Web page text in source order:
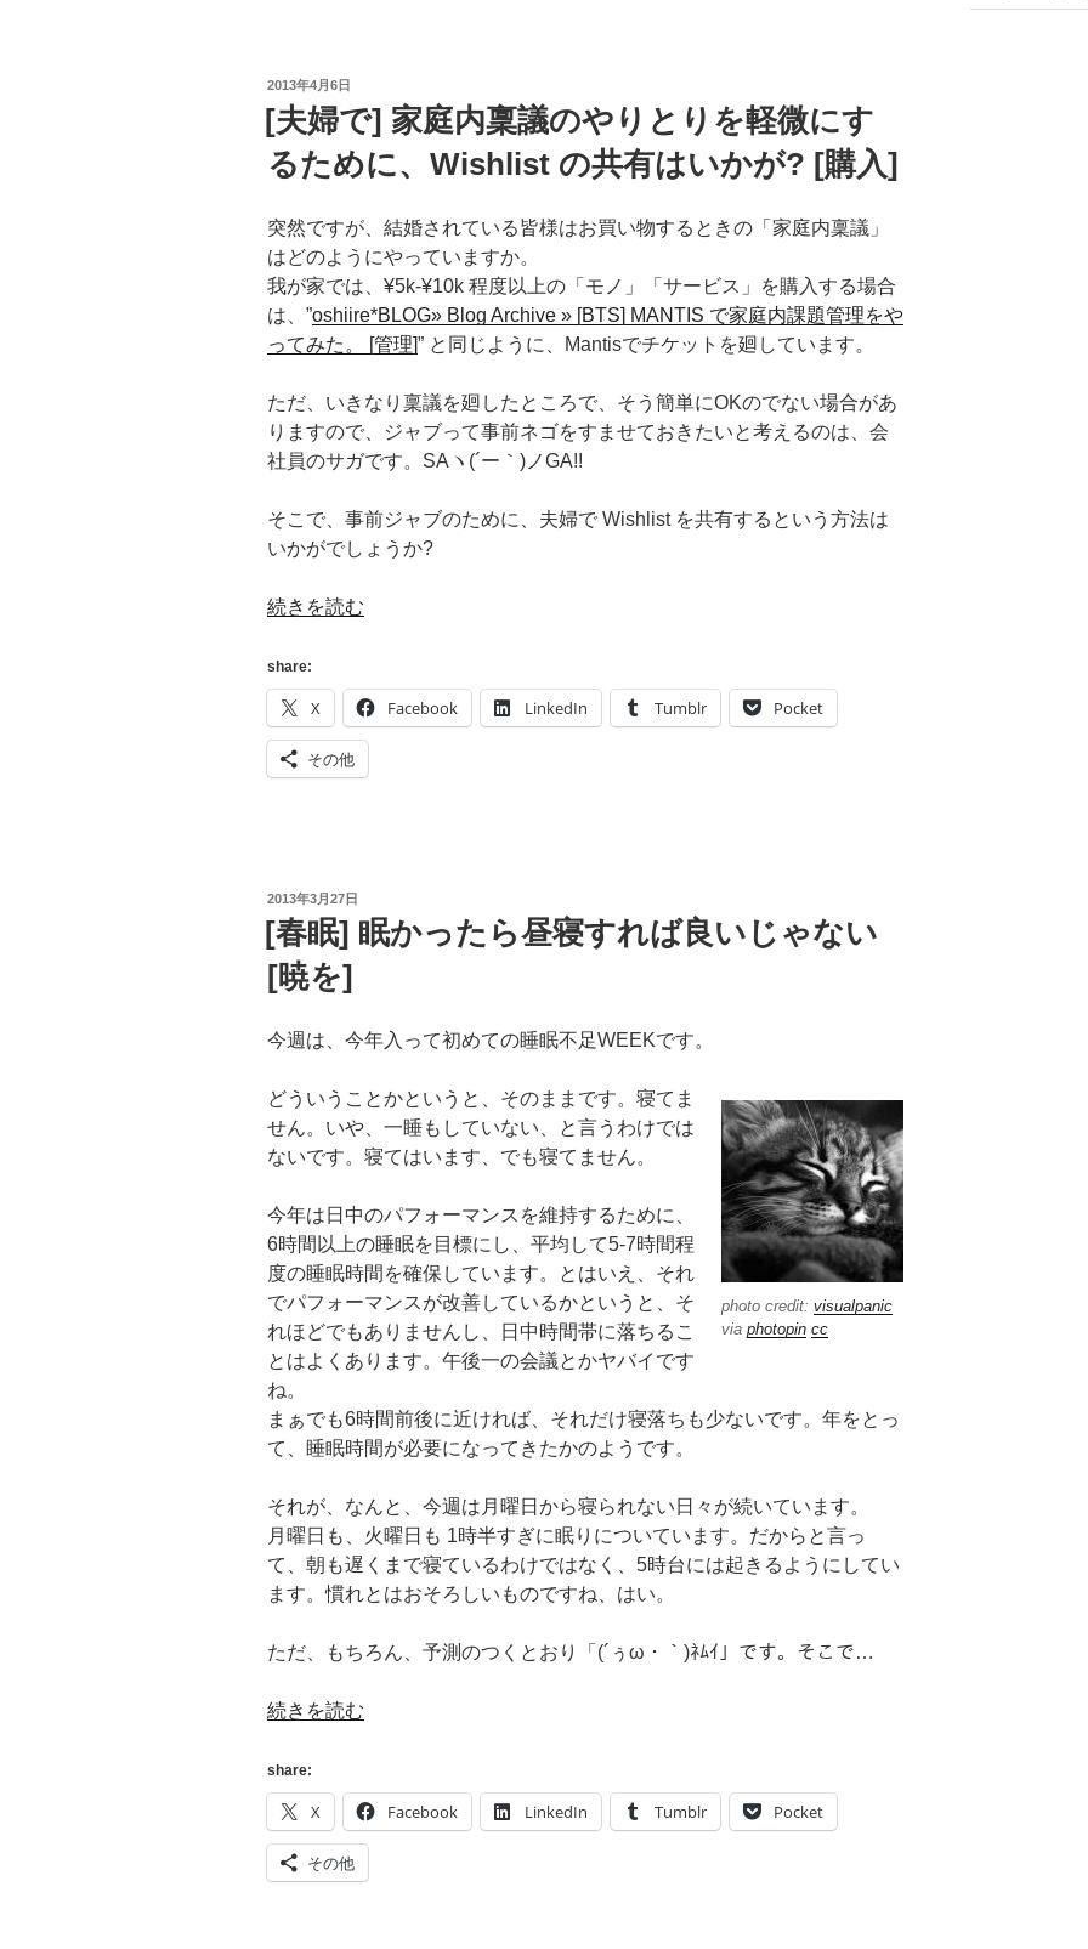
で
い
い
ん
ゃ
な
い
か?
[新
代]”
の
投
日:
2013年4月6日
[夫婦で] 家庭内稟議のやりとりを軽微にす
るために、Wishlist の共有はいかが? [購入]
突然ですが、結婚されている皆様はお買い物するときの「家庭内稟議」
はどのようにやっていますか。
我が家では、¥5k-¥10k 程度以上の「モノ」「サービス」を購入する場合
は、”oshiire*BLOG» Blog Archive » [BTS] MANTIS で家庭内課題管理をや
ってみた。 [管理]” と同じように、Mantisでチケットを廻しています。
ただ、いきなり稟議を廻したところで、そう簡単にOKのでない場合があ
りますので、ジャブって事前ネゴをすませておきたいと考えるのは、会
社員のサガです。SAヽ(´ー｀)ノGA!!
そこで、事前ジャブのために、夫婦で Wishlist を共有するという方法は
いかがでしょうか?
“[夫
で]
家
庭
内
稟
り
と
り
を
微
す
る
た
に、
Wishlist
の
共
有
は
い
か
が?
入]”
の
続きを読む
share:
X Facebook LinkedIn Tumblr Pocket
その他
投
日:
2013年3月27日
[春眠] 眠かったら昼寝すれば良いじゃない
[暁を]
今週は、今年入って初めての睡眠不足WEEKです。
photo credit:visualpanic
viaphotopin cc
どういうことかというと、そのままです。寝てま
せん。いや、一睡もしていない、と言うわけでは
ないです。寝てはいます、でも寝てません。
今年は日中のパフォーマンスを維持するために、
6時間以上の睡眠を目標にし、平均して5-7時間程
度の睡眠時間を確保しています。とはいえ、それ
でパフォーマンスが改善しているかというと、そ
れほどでもありませんし、日中時間帯に落ちるこ
とはよくあります。午後一の会議とかヤバイです
ね。
まぁでも6時間前後に近ければ、それだけ寝落ちも少ないです。年をとっ
て、睡眠時間が必要になってきたかのようです。
それが、なんと、今週は月曜日から寝られない日々が続いています。
月曜日も、火曜日も 1時半すぎに眠りについています。だからと言っ
て、朝も遅くまで寝ているわけではなく、5時台には起きるようにしてい
ます。慣れとはおそろしいものですね、はい。
ただ、もちろん、予測のつくとおり「(´ぅω・｀)ﾈﾑｲ」です。そこで…
“[春
眠
か
っ
た
ら
続きを読む
share:
X Facebook LinkedIn Tumblr Pocket
その他